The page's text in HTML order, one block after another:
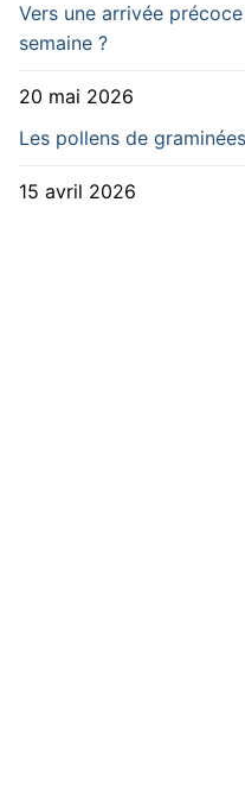
Vers une arrivée
semaine ?
20 mai 2026
Les pollens de
15 avril 2026